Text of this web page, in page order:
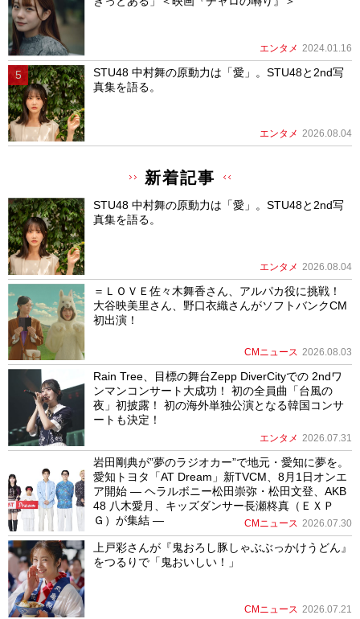
エンタメ 2024.01.16
STU48 中村舞の原動力は「愛」。STU48と2nd写
真集を語る。
エンタメ 2026.08.04
新着記事
STU48 中村舞の原動力は「愛」。STU48と2nd写
真集を語る。
エンタメ 2026.08.04
＝ＬＯＶＥ佐々木舞香さん、アルパカ役に挑戦！
大谷映美里さん、野口衣織さんがソフトバンクCM
初出演！
CMニュース 2026.08.03
Rain Tree、目標の舞台Zepp DiverCityでの 2ndワ
ンマンコンサート大成功！ 初の全員曲「台風の
夜」初披露！ 初の海外単独公演となる韓国コンサ
ートも決定！
エンタメ 2026.07.31
岩田剛典が”夢のラジオカー”で地元・愛知に夢を。
愛知トヨタ「AT Dream」新TVCM、8月1日オンエ
ア開始 ― ヘラルボニー松田崇弥・松田文登、AKB
48 八木愛月、キッズダンサー長瀬柊真（ＥＸＰ
Ｇ）が集結 ―
CMニュース 2026.07.30
上戸彩さんが『鬼おろし豚しゃぶぶっかけうどん』
をつるりで「鬼おいしい！」
CMニュース 2026.07.21